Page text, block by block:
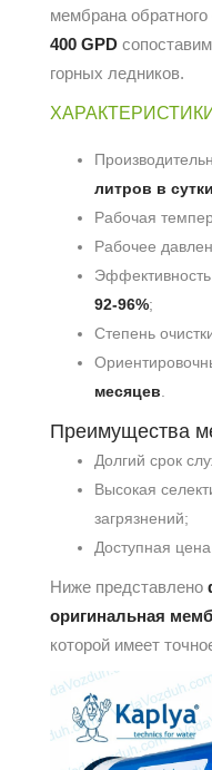
мембрана
400 GPD
горных ледников.
ХАРАКТЕРИСТИКИ
литров в сутки
Рабочая
Рабочее
92-96%;
Степень
месяцев
Преимущества
Долгий срок
Высокая
загрязнений;
Доступная цена.
Ниже представлено
оригинальная
которой имеет